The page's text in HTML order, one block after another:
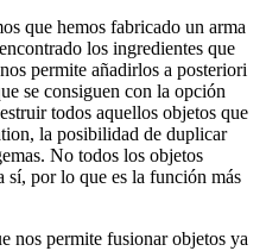
que hemos fabricado un arma
los ingredientes que
permite añadirlos a posteriori
se consiguen con la opción
todos aquellos objetos que
la posibilidad de duplicar
No todos los objetos
sí, por lo que es la función más
nos permite fusionar objetos ya